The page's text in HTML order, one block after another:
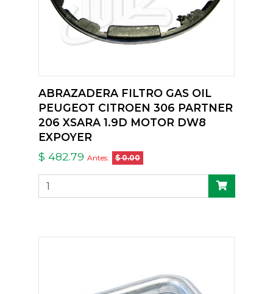
ABRAZADERA FILTRO GAS OIL
PEUGEOT CITROEN 306 PARTNER
206 XSARA 1.9D MOTOR DW8
EXPOYER
$ 482.79 Antes: $ 0.00